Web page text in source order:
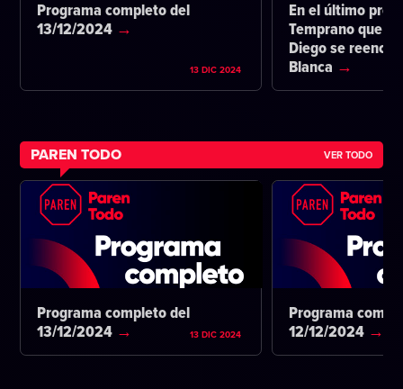
Programa completo del
13/12/2024
13 DIC 2024
En el último
Temprano que
Diego se
Blanca
PAREN TODO VER TODO
Programa completo del
13/12/2024
13 DIC 2024
Programa
12/12/2024